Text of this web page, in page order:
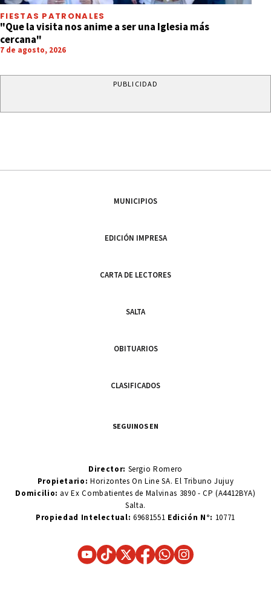
FIESTAS PATRONALES
"Que la visita nos anime a ser una Iglesia más
cercana"
7 de agosto, 2026
PUBLICIDAD
MUNICIPIOS
EDICIÓN IMPRESA
CARTA DE LECTORES
SALTA
OBITUARIOS
CLASIFICADOS
SEGUINOS EN
Director: Sergio Romero
Propietario:Horizontes On Line SA. El Tribuno Jujuy
Domicilio: av Ex Combatientes de Malvinas 3890 - CP (A4412BYA)
Salta.
Propiedad Intelectual: 69681551 Edición N°: 10771